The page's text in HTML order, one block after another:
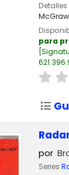
para
por
Series